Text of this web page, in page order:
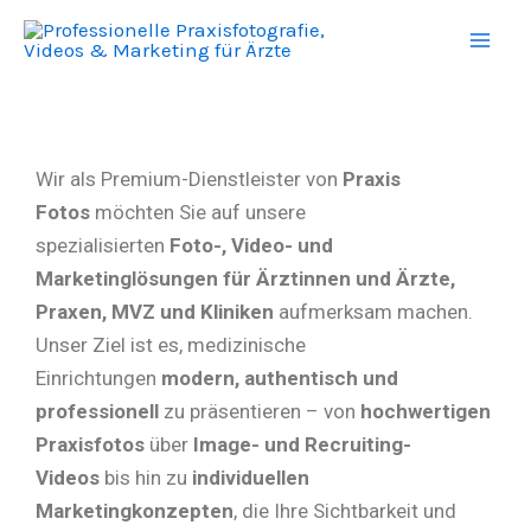
Zum
Inhalt
Wir als Premium-Dienstleister von Praxis
Fotos möchten Sie auf unsere
spezialisierten Foto-, Video- und
Marketinglösungen für Ärztinnen und Ärzte,
Praxen, MVZ und Kliniken aufmerksam machen.
Unser Ziel ist es, medizinische
Einrichtungen modern, authentisch und
professionell zu präsentieren – von hochwertigen
Praxisfotos über Image- und Recruiting-
Videos bis hin zu individuellen
Marketingkonzepten, die Ihre Sichtbarkeit und